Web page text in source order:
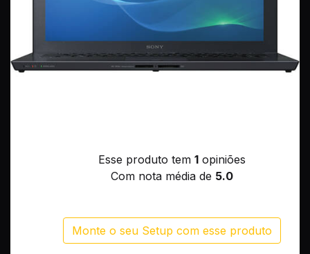
Esse produto tem 1opiniões
Com nota média de 5.0
Monte o seu Setup com esse produto